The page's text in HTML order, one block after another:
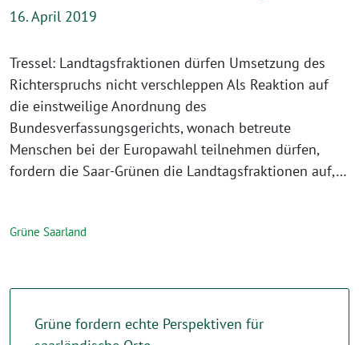
16. April 2019
Tressel: Landtagsfraktionen dürfen Umsetzung des
Richterspruchs nicht verschleppen Als Reaktion auf
die einstweilige Anordnung des
Bundesverfassungsgerichts, wonach betreute
Menschen bei der Europawahl teilnehmen dürfen,
fordern die Saar-Grünen die Landtagsfraktionen auf,…
Grüne Saarland
Grüne fordern echte Perspektiven für